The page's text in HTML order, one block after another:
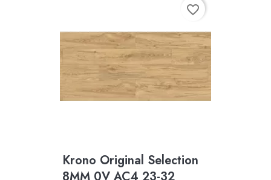
Krono Original Selection
8MM 0V AC4 23-32
favorite_border